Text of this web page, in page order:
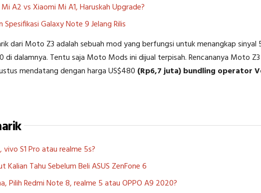
A2 vs Xiaomi Mi A1, Haruskah Upgrade?
Galaxy Note 9 Jelang Rilis
dari Moto Z3 adalah sebuah mod yang berfungsi untuk menangkap sinyal
di dalamnya. Tentu saja Moto Mods ini dijual terpisah. Rencananya Moto
mendatang dengan harga US$480 (Rp6,7 juta) bundling operator
S1 Pro atau realme 5s?
Kalian Tahu Sebelum Beli ASUS ZenFone 6
Pilih Redmi Note 8, realme 5 atau OPPO A9 2020?